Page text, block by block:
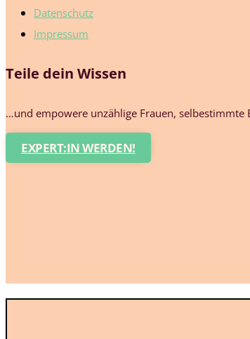
Datenschutz
Impressum
Teile dein Wissen
…und empowere unzählige Frauen,
EXPERT:IN WERDEN!